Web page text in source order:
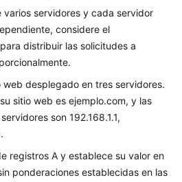
varios servidores y cada servidor
considere el
distribuir las solicitudes a
web desplegado en tres servidores.
sitio web es ejemplo.com, y las
son 192.168.1.1,
registros A y establece su valor en
ponderaciones establecidas en las